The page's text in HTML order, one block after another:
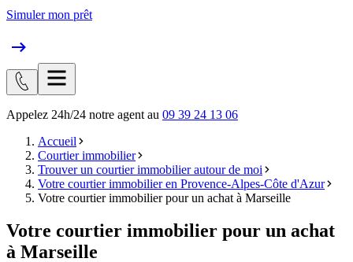
Simuler mon prêt
Appelez 24h/24 notre agent au 09 39 24 13 06
Accueil
Courtier immobilier
Trouver un courtier immobilier autour de moi
Votre courtier immobilier en Provence-Alpes-Côte d'Azur
Votre courtier immobilier pour un achat à Marseille
Votre courtier immobilier pour un achat
à Marseille